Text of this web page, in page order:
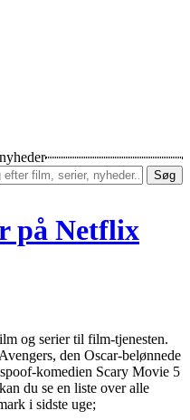
Søg
på Netflix
og serier til film-tjenesten.
den Oscar-belønnede
komedien Scary Movie 5
du se en liste over alle
i sidste uge;